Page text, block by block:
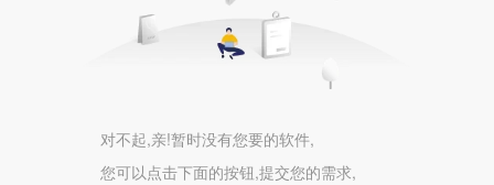
对不起,亲!暂时没有您要的软件,
您可以点击下面的按钮,提交您的需求,